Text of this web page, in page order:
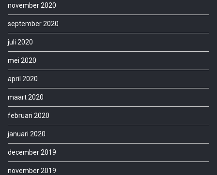
november 2020
september 2020
juli 2020
mei 2020
april 2020
maart 2020
februari 2020
januari 2020
december 2019
november 2019